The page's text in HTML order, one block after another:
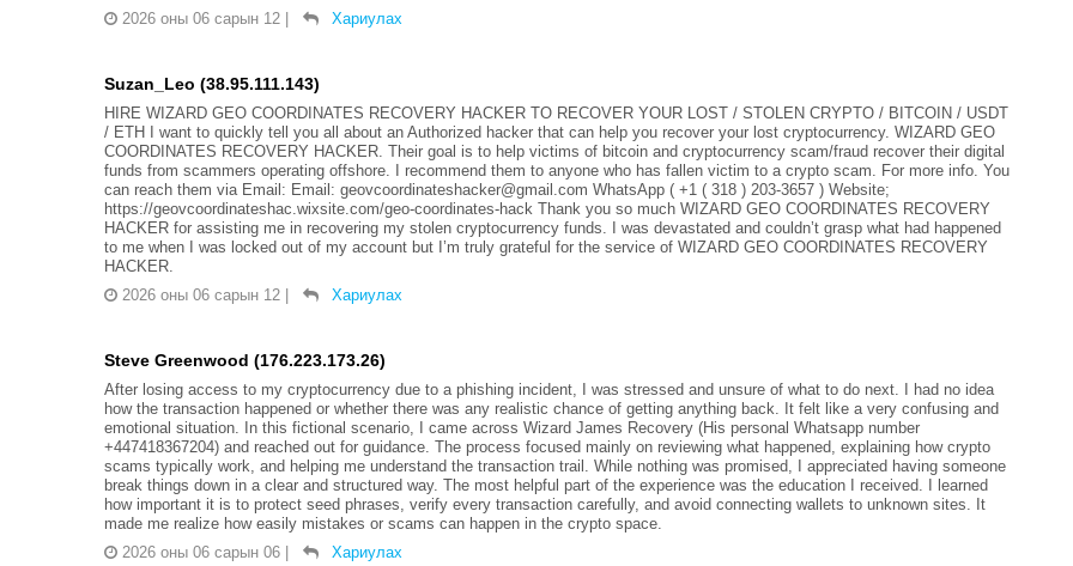
2026 оны 06 сарын 12
Хариулах
Suzan_Leo (38.95.111.143)
HIRE WIZARD GEO COORDINATES RECOVERY HACKER TO RECOVER YOUR LOST / STOLEN CRYPTO / BITCOIN / USDT
/ ETH I want to quickly tell you all about an Authorized hacker that can help you recover your lost cryptocurrency. WIZARD GEO
COORDINATES RECOVERY HACKER. Their goal is to help victims of bitcoin and cryptocurrency scam/fraud recover their digital
funds from scammers operating offshore. I recommend them to anyone who has fallen victim to a crypto scam. For more info. You
can reach them via Email: Email: geovcoordinateshacker@gmail.com WhatsApp ( +1 ( 318 ) 203-3657 ) Website;
https://geovcoordinateshac.wixsite.com/geo-coordinates-hack Thank you so much WIZARD GEO COORDINATES RECOVERY
HACKER for assisting me in recovering my stolen cryptocurrency funds. I was devastated and couldn’t grasp what had happened
to me when I was locked out of my account but I’m truly grateful for the service of WIZARD GEO COORDINATES RECOVERY
HACKER.
2026 оны 06 сарын 12
Хариулах
Steve Greenwood (176.223.173.26)
After losing access to my cryptocurrency due to a phishing incident, I was stressed and unsure of what to do next. I had no idea
how the transaction happened or whether there was any realistic chance of getting anything back. It felt like a very confusing and
emotional situation. In this fictional scenario, I came across Wizard James Recovery (His personal Whatsapp number
+447418367204) and reached out for guidance. The process focused mainly on reviewing what happened, explaining how crypto
scams typically work, and helping me understand the transaction trail. While nothing was promised, I appreciated having someone
break things down in a clear and structured way. The most helpful part of the experience was the education I received. I learned
how important it is to protect seed phrases, verify every transaction carefully, and avoid connecting wallets to unknown sites. It
made me realize how easily mistakes or scams can happen in the crypto space.
2026 оны 06 сарын 06
Хариулах